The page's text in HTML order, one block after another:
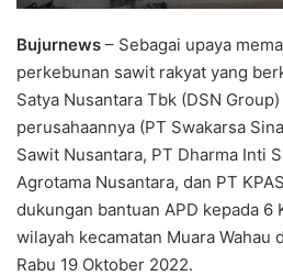
Bujurnews – Sebagai upaya
perkebunan sawit rakyat yang
Satya Nusantara Tbk (DSN
perusahaannya (PT Swakarsa
Sawit Nusantara, PT Dharma Inti
Agrotama Nusantara, dan PT
dukungan bantuan APD kepada 6
wilayah kecamatan Muara Wahau
Rabu 19 Oktober 2022.